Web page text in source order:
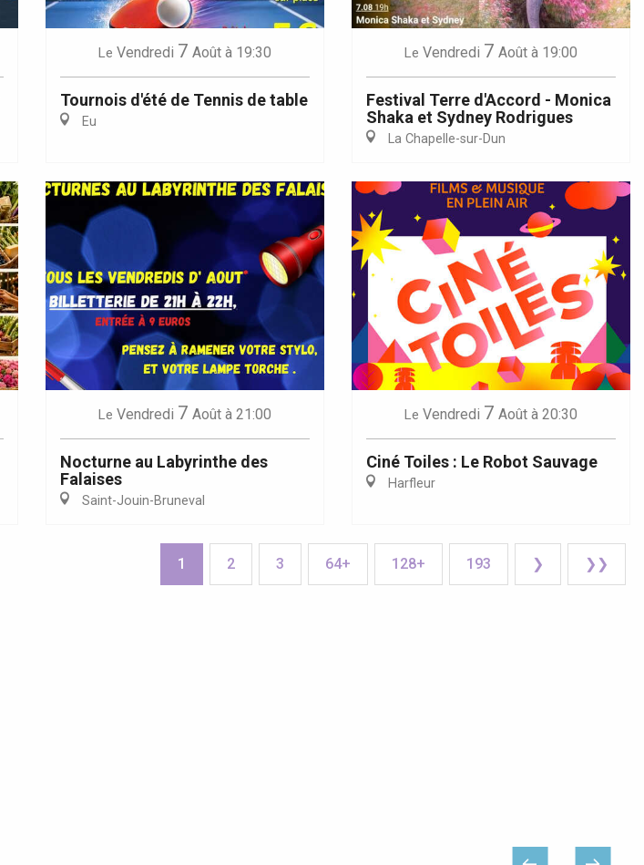
Le Vendredi 7 Août à 19:30
Tournois d'été de Tennis de table
Eu
Le Vendredi 7 Août à 19:00
Festival Terre d'Accord - Monica
Shaka et Sydney Rodrigues
La Chapelle-sur-Dun
Le Vendredi 7 Août à 21:00
Nocturne au Labyrinthe des
Falaises
Saint-Jouin-Bruneval
Le Vendredi 7 Août à 20:30
Ciné Toiles : Le Robot Sauvage
Harfleur
1 2 3 64+ 128+ 193 ❯ ❯❯